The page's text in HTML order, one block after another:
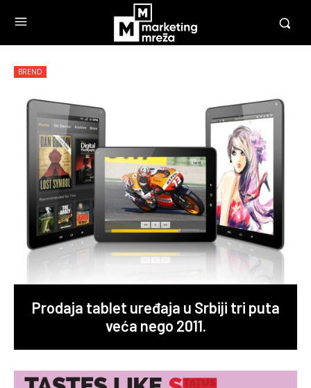
BREND
Prodaja tablet uređaja u Srbiji tri puta
veća nego 2011.